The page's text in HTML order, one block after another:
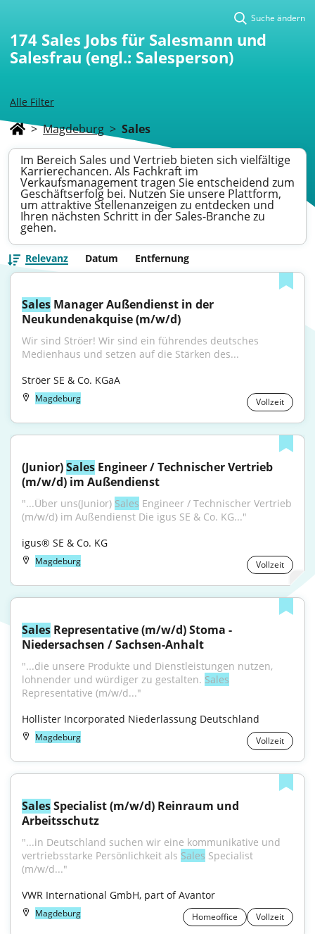
Alle Filter
Suche ändern
174 Sales Jobs für Salesmann und
Salesfrau (engl.: Salesperson)
> Magdeburg > Sales
Im Bereich Sales und Vertrieb bieten sich vielfältige
Karrierechancen. Als Fachkraft im
Verkaufsmanagement tragen Sie entscheidend zum
Geschäftserfolg bei. Nutzen Sie unsere Plattform,
um attraktive Stellenanzeigen zu entdecken und
Ihren nächsten Schritt in der Sales-Branche zu
gehen.
Relevanz Datum Entfernung
Sales Manager Außendienst in der
Neukundenakquise (m/w/d)
Wir sind Ströer! Wir sind ein führendes deutsches
Medienhaus und setzen auf die Stärken des...
Ströer SE & Co. KGaA
Magdeburg Vollzeit
(Junior) Sales Engineer / Technischer Vertrieb
(m/w/d) im Außendienst
"...Über uns(Junior) Sales Engineer / Technischer Vertrieb
(m/w/d) im Außendienst Die igus SE & Co. KG..."
igus® SE & Co. KG
Magdeburg Vollzeit
Sales Representative (m/w/d) Stoma -
Niedersachsen / Sachsen-Anhalt
"...die unsere Produkte und Dienst­leistungen nutzen,
lohnender und würdiger zu gestalten. Sales
Representative (m/w/d..."
Hollister Incorporated Niederlassung Deutschland
Magdeburg Vollzeit
Sales Specialist (m/w/d) Reinraum und
Arbeitsschutz
"...in Deutschland suchen wir eine kommunikative und
vertriebsstarke Persönlichkeit als Sales Specialist
(m/w/d..."
VWR International GmbH, part of Avantor
Magdeburg Homeoffice Vollzeit